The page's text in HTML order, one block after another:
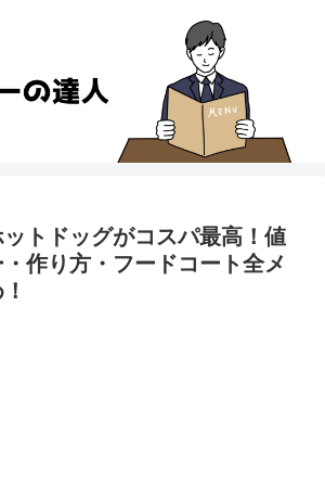
トドッグがコスパ最高！値
作り方・フードコート全メ